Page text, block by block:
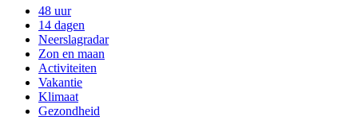
48 uur
14 dagen
Neerslagradar
Zon en maan
Activiteiten
Vakantie
Klimaat
Gezondheid